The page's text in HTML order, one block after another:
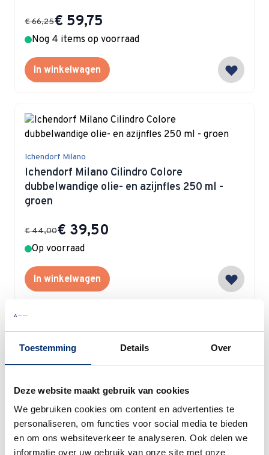
Toestemming Details Over
Deze website maakt gebruik van cookies
We gebruiken cookies om content en advertenties te
personaliseren, om functies voor social media te bieden
en om ons websiteverkeer te analyseren. Ook delen we
informatie over uw gebruik van onze site met onze
Special Price
€ 59,75
€ 66,25
Nog 4 items op voorraad
In winkelwagen
Ichendorf Milano
Ichendorf Milano Cilindro Colore
dubbelwandige olie- en azijnfles 250 ml -
groen
Special Price
€ 39,50
€ 44,00
Op voorraad
In winkelwagen
4producten